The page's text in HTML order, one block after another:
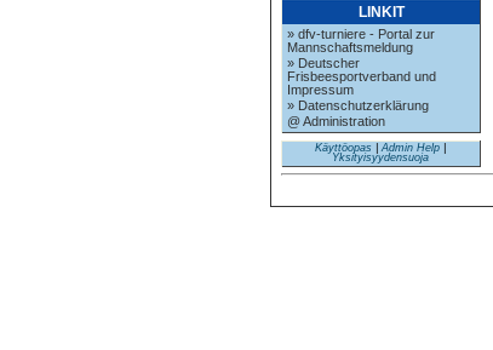
LINKIT
» dfv-turniere - Portal zur
Mannschaftsmeldung
» Deutscher
Frisbeesportverband und
Impressum
» Datenschutzerklärung
@ Administration
Käyttöopas Admin Help
Yksityisyydensuoja